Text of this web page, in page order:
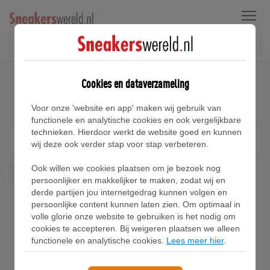
Menu
Converse Pro Blaze Strap Sneakers
Pro Blaze Strap Wis alles
Cookies en dataverzameling
Voor onze 'website en app' maken wij gebruik van
functionele en analytische cookies en ook vergelijkbare
technieken. Hierdoor werkt de website goed en kunnen
wij deze ook verder stap voor stap verbeteren.
Ook willen we cookies plaatsen om je bezoek nog
persoonlijker en makkelijker te maken, zodat wij en
derde partijen jou internetgedrag kunnen volgen en
persoonlijke content kunnen laten zien. Om optimaal in
volle glorie onze website te gebruiken is het nodig om
cookies te accepteren. Bij weigeren plaatsen we alleen
functionele en analytische cookies. Lees meer hier.